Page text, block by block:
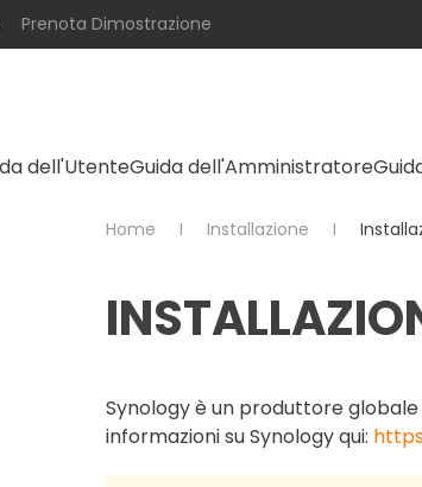
Prenota Dimostrazione
dell'UtenteGuida dell'Amministratore
Home Installazione
Synology è un produttore
informazioni su Synology qui: